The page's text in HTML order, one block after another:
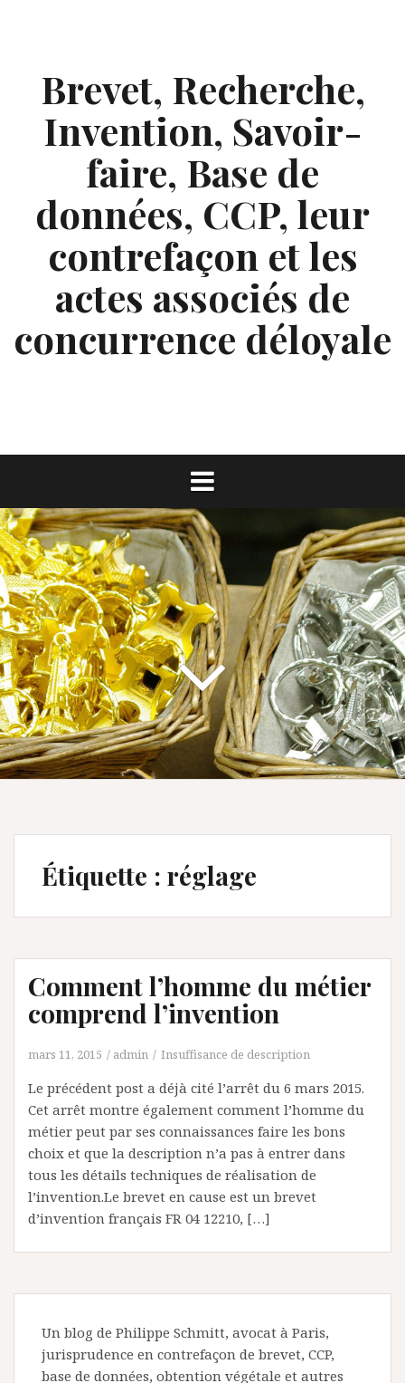
Brevet, Recherche,
Invention, Savoir-
faire, Base de
données, CCP, leur
contrefaçon et les
actes associés de
concurrence déloyale
Étiquette : réglage
Comment l’homme du métier
comprend l’invention
mars 11, 2015 admin Insuffisance de description
Le précédent post a déjà cité l’arrêt du 6 mars 2015.
Cet arrêt montre également comment l’homme du
métier peut par ses connaissances faire les bons
choix et que la description n’a pas à entrer dans
tous les détails techniques de réalisation de
l’invention.Le brevet en cause est un brevet
d’invention français FR 04 12210, […]
Un blog de Philippe Schmitt, avocat à Paris,
jurisprudence en contrefaçon de brevet, CCP,
base de données, obtention végétale et autres